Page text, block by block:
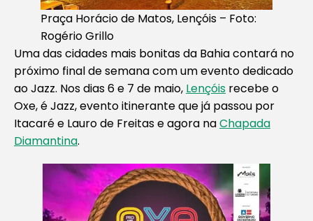
Praça Horácio de Matos, Lençóis – Foto:
Rogério Grillo
Uma das cidades mais bonitas da Bahia contará no
próximo final de semana com um evento dedicado
ao Jazz. Nos dias 6 e 7 de maio, Lençóis recebe o
Oxe, é Jazz, evento itinerante que já passou por
Itacaré e Lauro de Freitas e agora naChapada
Diamantina.